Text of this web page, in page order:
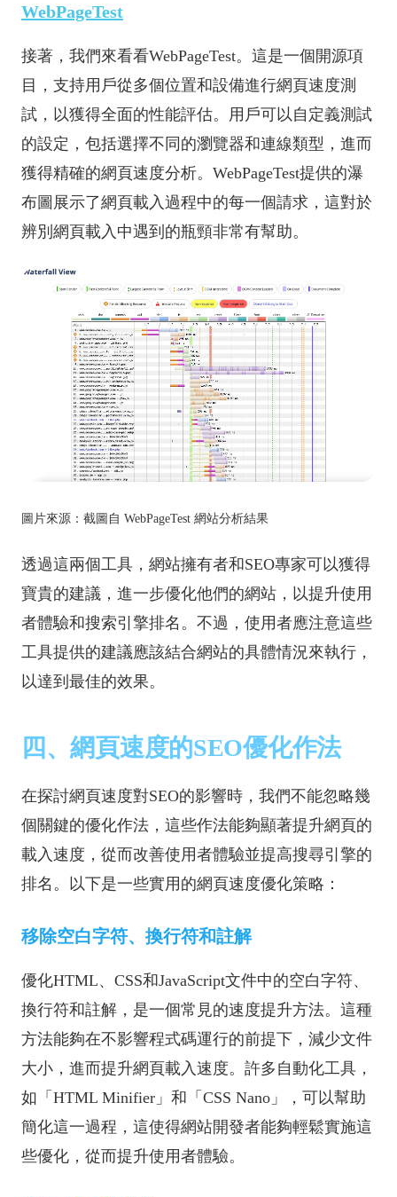
WebPageTest
接著，我們來看看WebPageTest。這是一個開源項
目，支持用戶從多個位置和設備進行網頁速度測
試，以獲得全面的性能評估。用戶可以自定義測試
的設定，包括選擇不同的瀏覽器和連線類型，進而
獲得精確的網頁速度分析。WebPageTest提供的瀑
布圖展示了網頁載入過程中的每一個請求，這對於
辨別網頁載入中遇到的瓶頸非常有幫助。
圖片來源：截圖自 WebPageTest 網站分析結果
透過這兩個工具，網站擁有者和SEO專家可以獲得
寶貴的建議，進一步優化他們的網站，以提升使用
者體驗和搜索引擎排名。不過，使用者應注意這些
工具提供的建議應該結合網站的具體情況來執行，
以達到最佳的效果。
四、網頁速度的SEO優化作法
在探討網頁速度對SEO的影響時，我們不能忽略幾
個關鍵的優化作法，這些作法能夠顯著提升網頁的
載入速度，從而改善使用者體驗並提高搜尋引擎的
排名。以下是一些實用的網頁速度優化策略：
移除空白字符、換行符和註解
優化HTML、CSS和JavaScript文件中的空白字符、
換行符和註解，是一個常見的速度提升方法。這種
方法能夠在不影響程式碼運行的前提下，減少文件
大小，進而提升網頁載入速度。許多自動化工具，
如「HTML Minifier」和「CSS Nano」，可以幫助
簡化這一過程，這使得網站開發者能夠輕鬆實施這
些優化，從而提升使用者體驗。